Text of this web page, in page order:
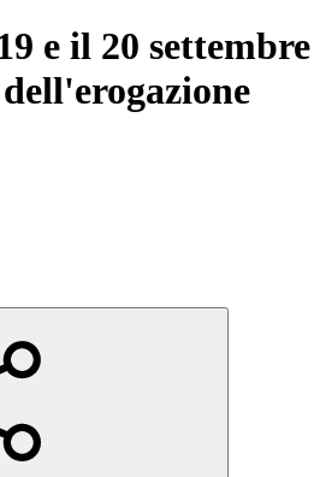
e il 20 settembre